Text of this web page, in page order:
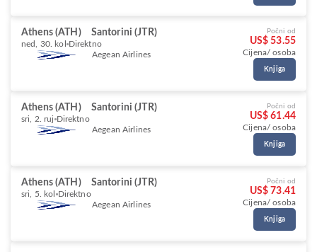
Athens (ATH) Santorini (JTR)
ned, 30. kol Direktno
Aegean Airlines
Počni od
US$ 53.55
Cijena/ osoba
Knjiga
Athens (ATH) Santorini (JTR)
sri, 2. ruj Direktno
Aegean Airlines
Počni od
US$ 61.44
Cijena/ osoba
Knjiga
Athens (ATH) Santorini (JTR)
sri, 5. kol Direktno
Aegean Airlines
Počni od
US$ 73.41
Cijena/ osoba
Knjiga